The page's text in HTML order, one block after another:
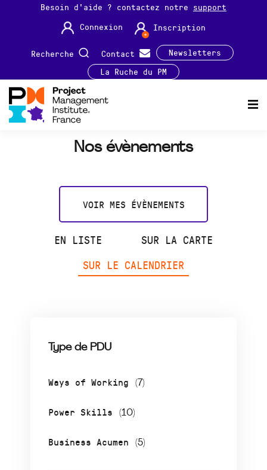
Besoin d'aide ? contactez notre support
Connexion
Inscription
Recherche Contact
Newsletters
La Ruche du PM
Nos évènements
VOIR MES ÉVÈNEMENTS
EN LISTE
SUR LA CARTE
SUR LE CALENDRIER
Type de PDU
Ways of Working (7)
Power Skills (10)
Business Acumen (5)